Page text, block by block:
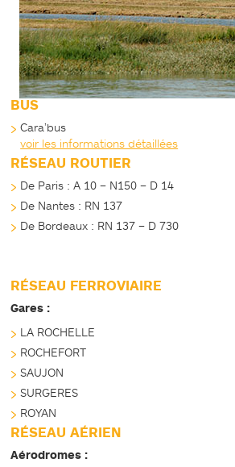
BUS
Cara’bus
voir les informations détaillées
RÉSEAU ROUTIER
De Paris : A 10 – N150 – D 14
De Nantes : RN 137
De Bordeaux : RN 137 – D 730
RÉSEAU FERROVIAIRE
Gares :
LA ROCHELLE
ROCHEFORT
SAUJON
SURGERES
ROYAN
RÉSEAU AÉRIEN
Aérodromes :